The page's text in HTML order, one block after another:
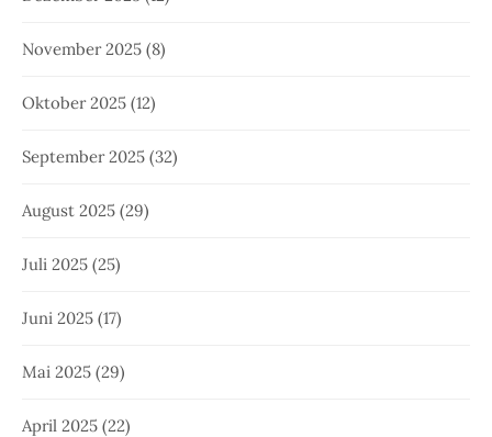
November 2025 (8)
Oktober 2025 (12)
September 2025 (32)
August 2025 (29)
Juli 2025 (25)
Juni 2025 (17)
Mai 2025 (29)
April 2025 (22)